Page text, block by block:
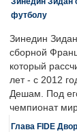
футболу
Зинедин
сборной
который
лет - с 2012
Дешам. Под
чемпионат
Глава FIDE